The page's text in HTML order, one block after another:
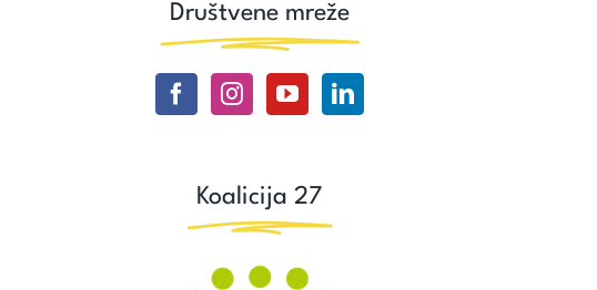
Društvene mreže
Koalicija 27